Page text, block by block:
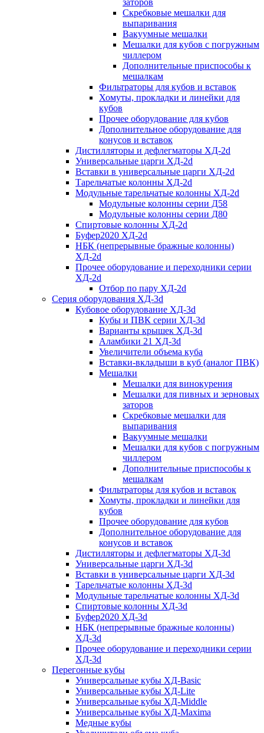
Скребковые мешалки для
выпаривания
Вакуумные мешалки
Мешалки для кубов с погружным
чиллером
Дополнительные приспособы к
мешалкам
Фильтраторы для кубов и вставок
Хомуты, прокладки и линейки для
кубов
Прочее оборудование для кубов
Дополнительное оборудование для
конусов и вставок
Дистилляторы и дефлегматоры ХД-2d
Универсальные царги ХД-2d
Вставки в универсальные царги ХД-2d
Тарельчатые колонны ХД-2d
Модульные тарельчатые колонны ХД-2d
Модульные колонны серии Д58
Модульные колонны серии Д80
Спиртовые колонны ХД-2d
Буфер2020 ХД-2d
НБК (непрерывные бражные колонны)
ХД-2d
Прочее оборудование и переходники серии
ХД-2d
Отбор по пару ХД-2d
Серия оборудования ХД-3d
Кубовое оборудование ХД-3d
Кубы и ПВК серии ХД-3d
Варианты крышек ХД-3d
Аламбики 21 ХД-3d
Увеличители объема куба
Вставки-вкладыши в куб (аналог ПВК)
Мешалки
Мешалки для винокурения
Мешалки для пивных и зерновых
заторов
Скребковые мешалки для
выпаривания
Вакуумные мешалки
Мешалки для кубов с погружным
чиллером
Дополнительные приспособы к
мешалкам
Фильтраторы для кубов и вставок
Хомуты, прокладки и линейки для
кубов
Прочее оборудование для кубов
Дополнительное оборудование для
конусов и вставок
Дистилляторы и дефлегматоры ХД-3d
Универсальные царги ХД-3d
Вставки в универсальные царги ХД-3d
Тарельчатые колонны ХД-3d
Модульные тарельчатые колонны ХД-3d
Спиртовые колонны ХД-3d
Буфер2020 ХД-3d
НБК (непрерывные бражные колонны)
ХД-3d
Прочее оборудование и переходники серии
ХД-3d
Перегонные кубы
Универсальные кубы ХД-Basic
Универсальные кубы ХД-Lite
Универсальные кубы ХД-Middle
Универсальные кубы ХД-Maxima
Медные кубы